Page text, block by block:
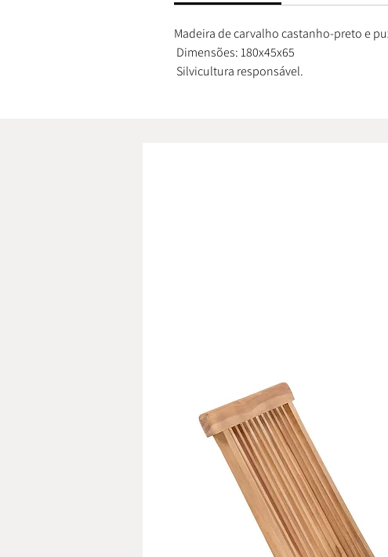
Madeira de carvalho castanho-preto e
Dimensões: 180x45x65
Silvicultura responsável.